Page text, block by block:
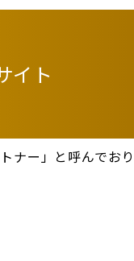
イト
ナー」と呼んでお